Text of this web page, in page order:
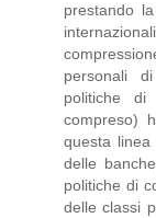
prestando
personali
politiche
compreso)
questa
delle
politiche di
delle classi